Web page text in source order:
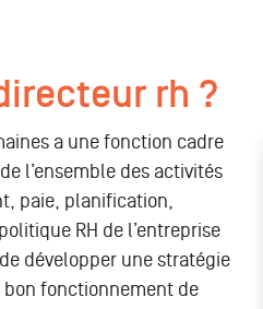
rh ?
a une fonction cadre
l’ensemble des activités
paie, planification,
RH de l’entreprise
développer une stratégie
fonctionnement de